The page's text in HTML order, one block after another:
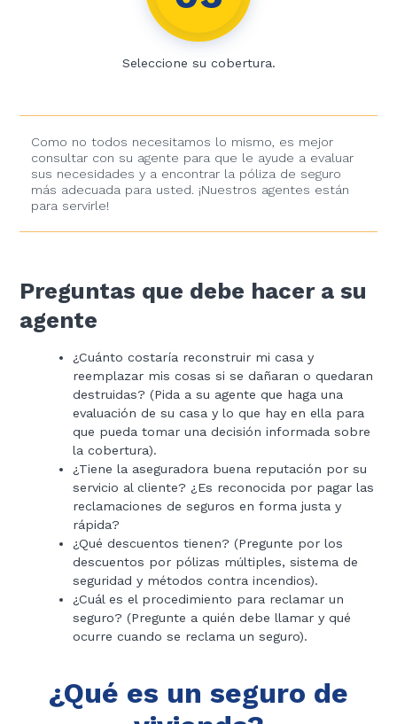
Seleccione su cobertura.
Como no todos necesitamos lo mismo, es mejor
consultar con su agente para que le ayude a evaluar
sus necesidades y a encontrar la póliza de seguro
más adecuada para usted. ¡Nuestros agentes están
para servirle!
Preguntas que debe hacer a su
agente
¿Cuánto costaría reconstruir mi casa y
reemplazar mis cosas si se dañaran o quedaran
destruidas? (Pida a su agente que haga una
evaluación de su casa y lo que hay en ella para
que pueda tomar una decisión informada sobre
la cobertura).
¿Tiene la aseguradora buena reputación por su
servicio al cliente? ¿Es reconocida por pagar las
reclamaciones de seguros en forma justa y
rápida?
¿Qué descuentos tienen? (Pregunte por los
descuentos por pólizas múltiples, sistema de
seguridad y métodos contra incendios).
¿Cuál es el procedimiento para reclamar un
seguro? (Pregunte a quién debe llamar y qué
ocurre cuando se reclama un seguro).
¿Qué es un seguro de